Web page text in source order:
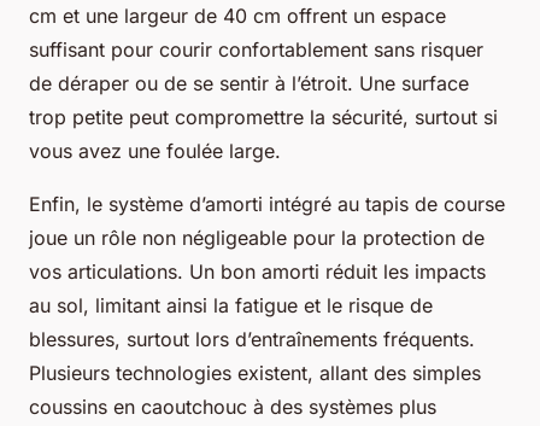
cm et une largeur de 40 cm offrent un espace
suffisant pour courir confortablement sans risquer
de déraper ou de se sentir à l’étroit. Une surface
trop petite peut compromettre la sécurité, surtout si
vous avez une foulée large.
Enfin, le système d’amorti intégré au tapis de course
joue un rôle non négligeable pour la protection de
vos articulations. Un bon amorti réduit les impacts
au sol, limitant ainsi la fatigue et le risque de
blessures, surtout lors d’entraînements fréquents.
Plusieurs technologies existent, allant des simples
coussins en caoutchouc à des systèmes plus